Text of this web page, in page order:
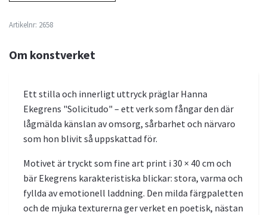
Artikelnr: 2658
Om konstverket
Ett stilla och innerligt uttryck präglar Hanna
Ekegrens "Solicitudo" – ett verk som fångar den där
lågmälda känslan av omsorg, sårbarhet och närvaro
som hon blivit så uppskattad för.
Motivet är tryckt som fine art print i 30 × 40 cm och
bär Ekegrens karakteristiska blickar: stora, varma och
fyllda av emotionell laddning. Den milda färgpaletten
och de mjuka texturerna ger verket en poetisk, nästan